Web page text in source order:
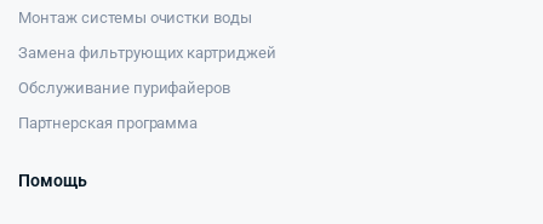
Монтаж системы очистки воды
Замена фильтрующих картриджей
Обслуживание пурифайеров
Партнерская программа
Помощь